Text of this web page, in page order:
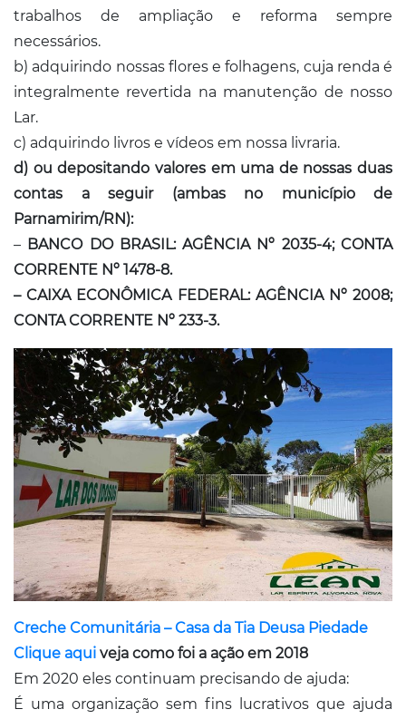
trabalhos de ampliação e reforma sempre
necessários.
b) adquirindo nossas flores e folhagens, cuja renda é
integralmente revertida na manutenção de nosso
Lar.
c) adquirindo livros e vídeos em nossa livraria.
d) ou depositando valores em uma de nossas duas
contas a seguir (ambas no município de
Parnamirim/RN):
– BANCO DO BRASIL: AGÊNCIA Nº 2035-4; CONTA
CORRENTE Nº 1478-8.
– CAIXA ECONÔMICA FEDERAL: AGÊNCIA Nº 2008;
CONTA CORRENTE Nº 233-3.
Creche Comunitária – Casa da Tia Deusa Piedade
Clique aqui veja como foi a ação em 2018
Em 2020 eles continuam precisando de ajuda:
É uma organização sem fins lucrativos que ajuda